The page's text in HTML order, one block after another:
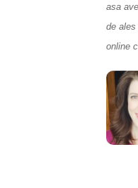
asa
de
online